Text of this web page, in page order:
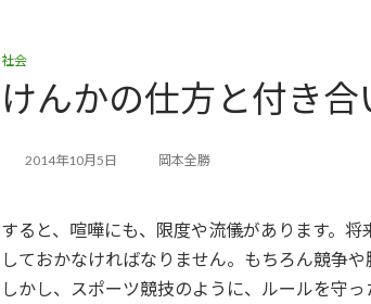
社会
けんかの仕方と付き合
2014年10月5日 岡本全勝
すると、喧嘩にも、限度や流儀があります。
しておかなければなりません。もちろん競争
しかし、スポーツ競技のように、ルールを守